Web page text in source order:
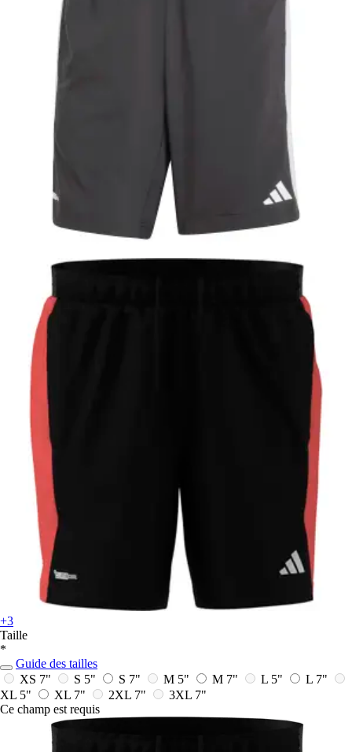
+3
Taille
*
Guide des tailles
XS 7"
S 5" S 7" M 5" M 7" L 5"
L 7"
XL 5"
XL 7" 2XL 7"
3XL 7"
Ce champ est requis